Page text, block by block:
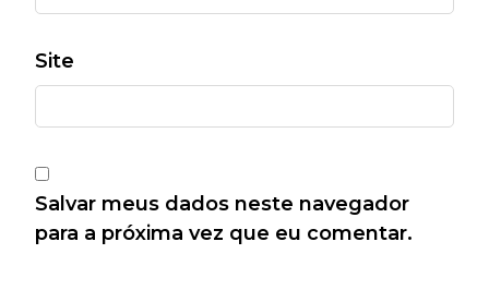
Site
Salvar meus dados neste navegador
para a próxima vez que eu comentar.